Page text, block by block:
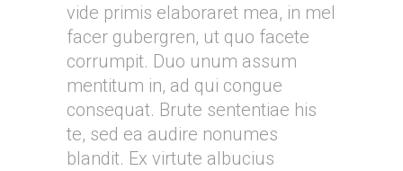
vide primis elaboraret mea, in mel
facer gubergren, ut quo facete
corrumpit. Duo unum assum
mentitum in, ad qui congue
consequat. Brute sententiae his
te, sed ea audire nonumes
blandit. Ex virtute albucius